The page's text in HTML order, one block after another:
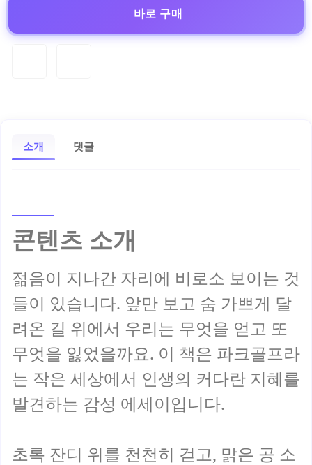
바로 구매
소개 댓글
콘텐츠 소개
젊음이 지나간 자리에 비로소 보이는 것
들이 있습니다. 앞만 보고 숨 가쁘게 달
려온 길 위에서 우리는 무엇을 얻고 또
무엇을 잃었을까요. 이 책은 파크골프라
는 작은 세상에서 인생의 커다란 지혜를
발견하는 감성 에세이입니다.
초록 잔디 위를 천천히 걷고, 맑은 공 소